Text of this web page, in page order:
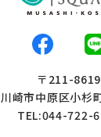
〒211-8619
川崎市中原区小杉
TEL:044-722-